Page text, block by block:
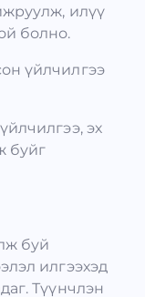
илүү
болно.
үйлчилгээ
эх
буйг
буй
илгээхэд
Түүнчлэн